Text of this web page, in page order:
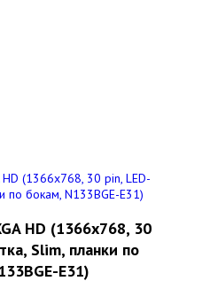
HD (1366x768, 30
Slim, планки по
E31)